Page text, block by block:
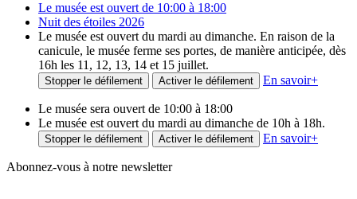
Le musée est ouvert de 10:00 à 18:00
Nuit des étoiles 2026
Le musée est ouvert du mardi au dimanche. En raison de la
canicule, le musée ferme ses portes, de manière anticipée, dès
16h les 11, 12, 13, 14 et 15 juillet.
Stopper le défilement Activer le défilement En savoir+
Le musée sera ouvert de 10:00 à 18:00
Le musée est ouvert du mardi au dimanche de 10h à 18h.
Stopper le défilement Activer le défilement En savoir+
Abonnez-vous à notre newsletter